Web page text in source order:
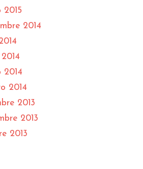
2015
2014
2014
2014
2013
2013
2013